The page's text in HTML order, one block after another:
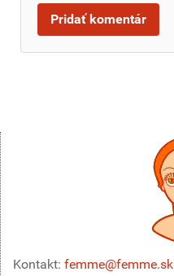
Kontakt: femme@femme.sk